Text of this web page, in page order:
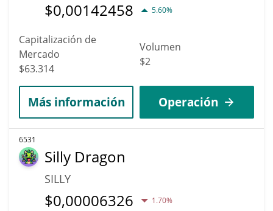
$0,00142458 5.60%
Capitalización de
Mercado
$63.314
Volumen
$2
Más información Operación
6531
Silly Dragon
SILLY
$0,00006326 1.70%